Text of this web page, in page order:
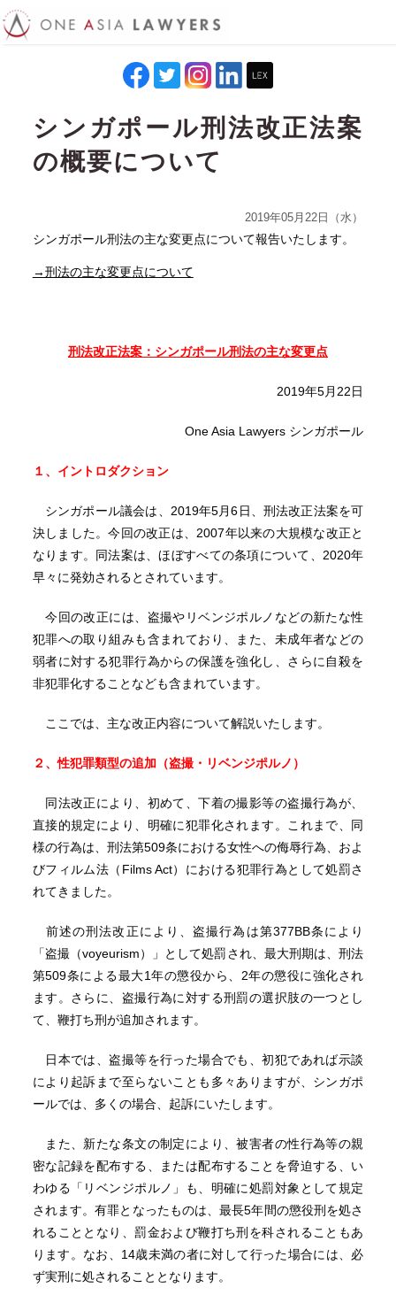
シンガポール刑法改正法案
の概要について
2019年05月22日（水）
シンガポール刑法の主な変更点について報告いたします。
→刑法の主な変更点について
刑法改正法案：シンガポール刑法の主な変更点
2019年5月22日
One Asia Lawyers シンガポール
１、イントロダクション
シンガポール議会は、2019年5月6日、刑法改正法案を可
決しました。今回の改正は、2007年以来の大規模な改正と
なります。同法案は、ほぼすべての条項について、2020年
早々に発効されるとされています。
今回の改正には、盗撮やリベンジポルノなどの新たな性
犯罪への取り組みも含まれており、また、未成年者などの
弱者に対する犯罪行為からの保護を強化し、さらに自殺を
非犯罪化することなども含まれています。
ここでは、主な改正内容について解説いたします。
２、性犯罪類型の追加（盗撮・リベンジポルノ）
同法改正により、初めて、下着の撮影等の盗撮行為が、
直接的規定により、明確に犯罪化されます。これまで、同
様の行為は、刑法第509条における女性への侮辱行為、およ
びフィルム法（Films Act）における犯罪行為として処罰さ
れてきました。
前述の刑法改正により、盗撮行為は第377BB条により
「盗撮（voyeurism）」として処罰され、最大刑期は、刑法
第509条による最大1年の懲役から、2年の懲役に強化され
ます。さらに、盗撮行為に対する刑罰の選択肢の一つとし
て、鞭打ち刑が追加されます。
日本では、盗撮等を行った場合でも、初犯であれば示談
により起訴まで至らないことも多々ありますが、シンガポ
ールでは、多くの場合、起訴にいたします。
また、新たな条文の制定により、被害者の性行為等の親
密な記録を配布する、または配布することを脅迫する、い
わゆる「リベンジポルノ」も、明確に処罰対象として規定
されます。有罪となったものは、最長5年間の懲役刑を処さ
れることとなり、罰金および鞭打ち刑を科されることもあ
ります。なお、14歳未満の者に対して行った場合には、必
ず実刑に処されることとなります。